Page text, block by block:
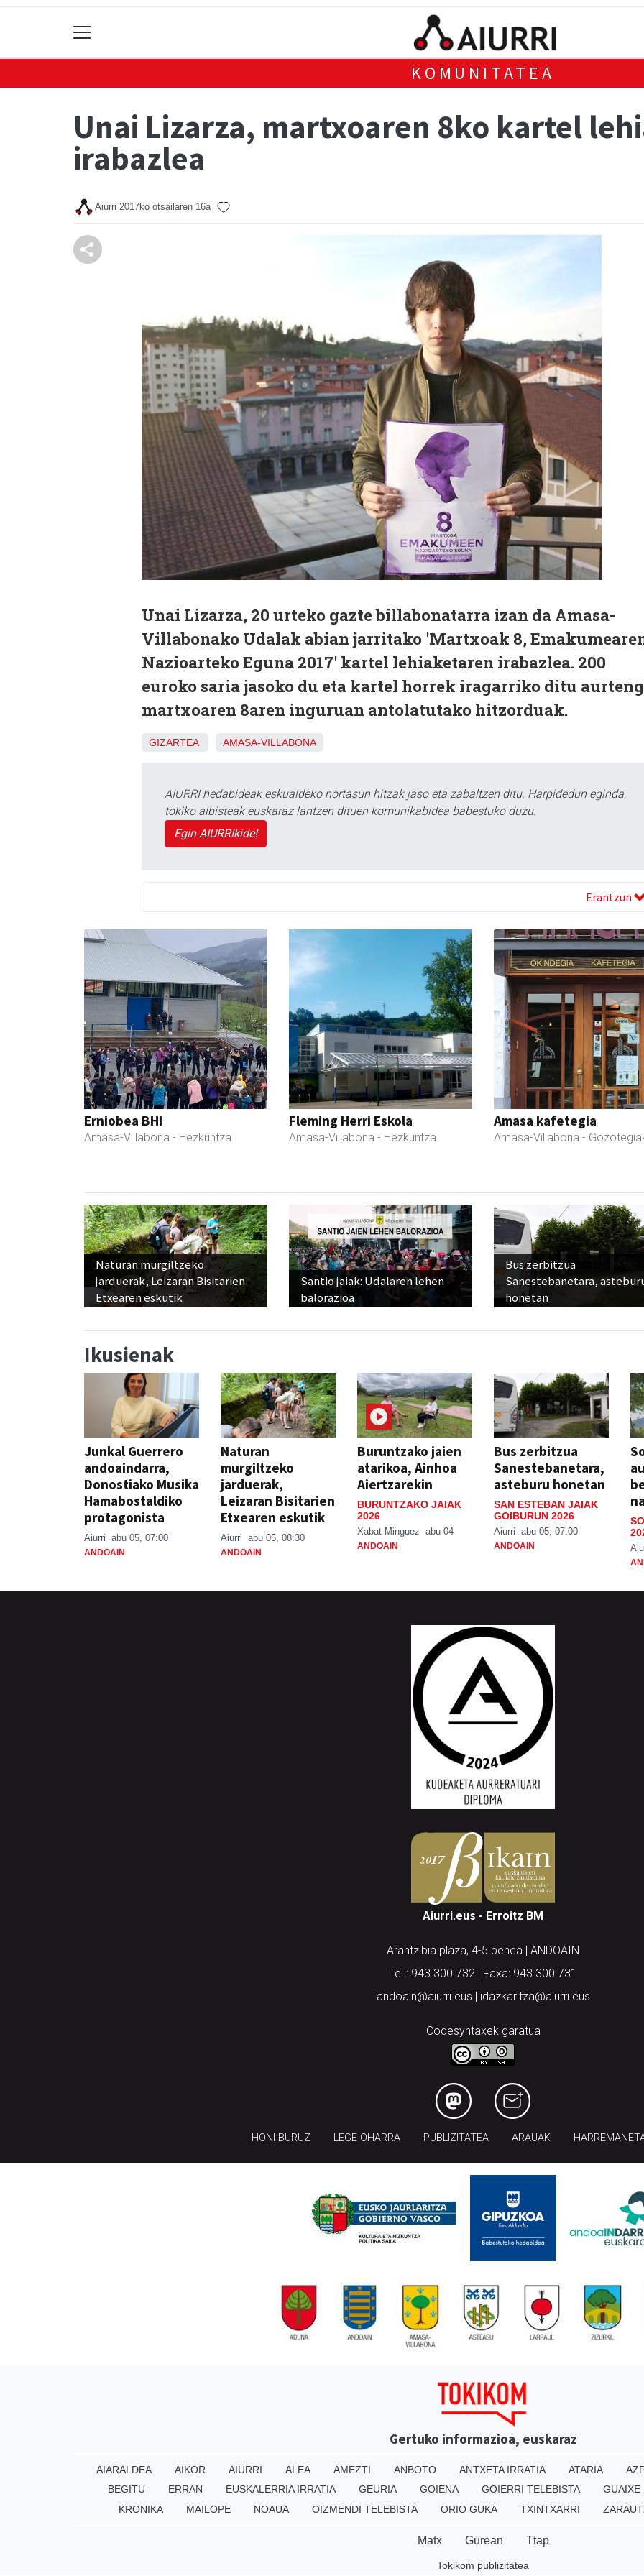
KOMUNITATEA
Unai Lizarza, martxoaren 8ko kartel
irabazlea
Aiurri 2017ko otsailaren 16a
Unai Lizarza, 20 urteko gazte billabonatarra izan da Amasa-
Villabonako Udalak abian jarritako 'Martxoak 8,
Nazioarteko Eguna 2017' kartel lehiaketaren irabazlea. 200
euroko saria jasoko du eta kartel horrek iragarriko ditu
martxoaren 8aren inguruan antolatutako hitzorduak.
GIZARTEA AMASA-VILLABONA
AIURRI hedabideak eskualdeko nortasun hitzak jaso eta zabaltzen ditu. Harpidedun eginda,
tokiko albisteak euskaraz lantzen dituen komunikabidea babestuko duzu.
Egin AIURRIkide!
Erantzun
Erniobea BHI
Amasa-Villabona - Hezkuntza
Fleming Herri Eskola
Amasa-Villabona - Hezkuntza
Amasa kafetegia
Amasa-Villabona -
Naturan murgiltzeko
jarduerak, Leizaran Bisitarien
Etxearen eskutik
Santio jaiak: Udalaren lehen
balorazioa
Bus zerbitzua
Sanestebanetara,
honetan
Ikusienak
Junkal Guerrero
andoaindarra,
Donostiako Musika
Hamabostaldiko
protagonista
Aiurri abu 05, 07:00
ANDOAIN
Naturan
murgiltzeko
jarduerak,
Leizaran Bisitarien
Etxearen eskutik
Aiurri abu 05, 08:30
ANDOAIN
Buruntzako jaien
atarikoa, Ainhoa
Aiertzarekin
BURUNTZAKO JAIAK
2026
Xabat Minguez abu 04
ANDOAIN
Bus zerbitzua
Sanestebanetara,
asteburu honetan
SAN ESTEBAN JAIAK
GOIBURUN 2026
Aiurri abu 05, 07:00
ANDOAIN
Aiurri.eus - Erroitz BM
Arantzibia plaza, 4-5 behea | ANDOAIN
Tel.: 943 300 732 | Faxa: 943 300 731
andoain@aiurri.eus | idazkaritza@aiurri.eus
Codesyntaxek garatua
HONI BURUZ LEGE OHARRA PUBLIZITATEA ARAUAK
Gertuko informazioa, euskaraz
AIARALDEA AIKOR AIURRI ALEA AMEZTI ANBOTO ANTXETA IRRATIA ATARIA
BEGITU
ERRAN EUSKALERRIA IRRATIA GEURIA GOIENA GOIERRI TELEBISTA
GUAIXE
KRONIKA
MAILOPE NOAUA OIZMENDI TELEBISTA ORIO GUKA TXINTXARRI
Matx Gurean Ttap
Tokikom publizitatea